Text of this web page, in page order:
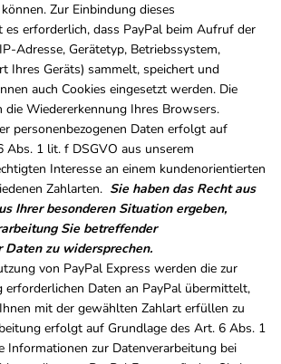
Zur Einbindung dieses
es erforderlich, dass PayPal beim Aufruf der
Adresse, Gerätetyp, Betriebssystem,
Ihres Geräts) sammelt, speichert und
auch Cookies eingesetzt werden. Die
die Wiedererkennung Ihres Browsers.
personenbezogenen Daten erfolgt auf
Abs. 1 lit. f DSGVO aus unserem
Interesse an einem kundenorientierten
Zahlarten. Sie haben das Recht aus
Ihrer besonderen Situation ergeben,
Sie betreffender
Daten zu widersprechen.
von PayPal Express werden die zur
Daten an PayPal übermittelt,
mit der gewählten Zahlart erfüllen zu
erfolgt auf Grundlage des Art. 6 Abs. 1
Informationen zur Datenverarbeitung bei